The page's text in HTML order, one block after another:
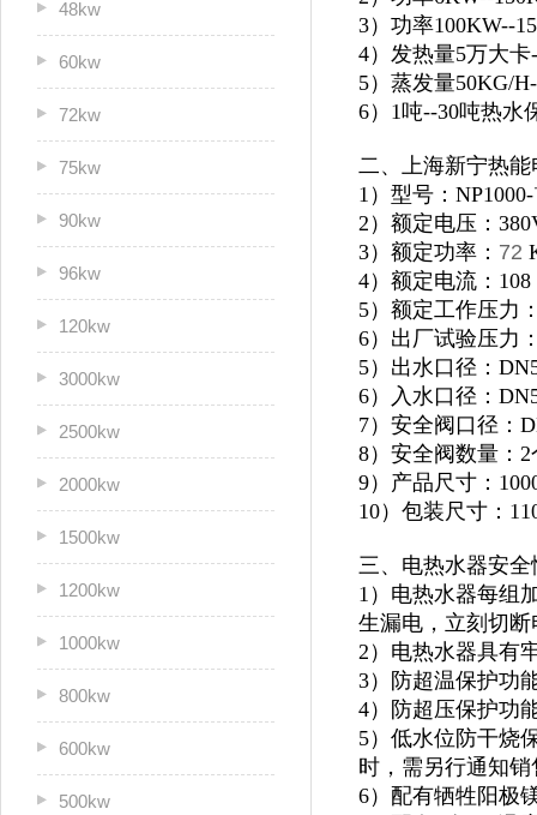
48kw
60kw
72kw
75kw
90kw
96kw
120kw
3000kw
2500kw
2000kw
1500kw
1200kw
1000kw
800kw
600kw
500kw
3）功率100KW--
4）发热量5万大
5）蒸发量50KG/
6）1吨--30吨热水
二、上海新宁热
1）型号：NP1000-
2）额定电压：
3）额定功率： 72
4）额定电流：108
5）额定工作压力
6）出厂试验压力
5）出水口径：
6）入水口径：
7）安全阀口径：
8）安全阀数量：2
9）产品尺寸：
10）包装尺寸：
三、电热水器安全
1）电热水器每组
生漏电，立刻切
2）电热水器具有
3）防超温保护功
4）防超压保护功
5）低水位防干烧
时，需另行通知
6）配有牺牲阳极